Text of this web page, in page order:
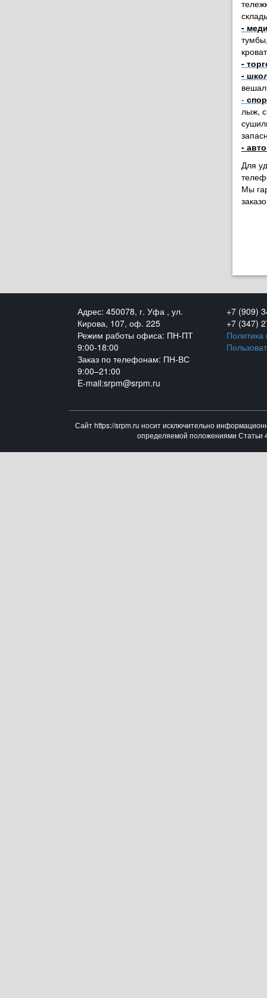
-
тумбы
-
-
-
лыж,
-
Для
Мы
Адрес: 450078, г. Уфа , ул.
Кирова, 107, оф. 225
Режим работы офиса: ПН-ПТ
9:00-18:00
Заказ по телефонам: ПН-ВС
9:00–21:00
E-mail:srpm@srpm.ru
+7 (909)
+7 (347)
Сайт https://srpm.ru носит исключительно
определяемой положениями Статьи